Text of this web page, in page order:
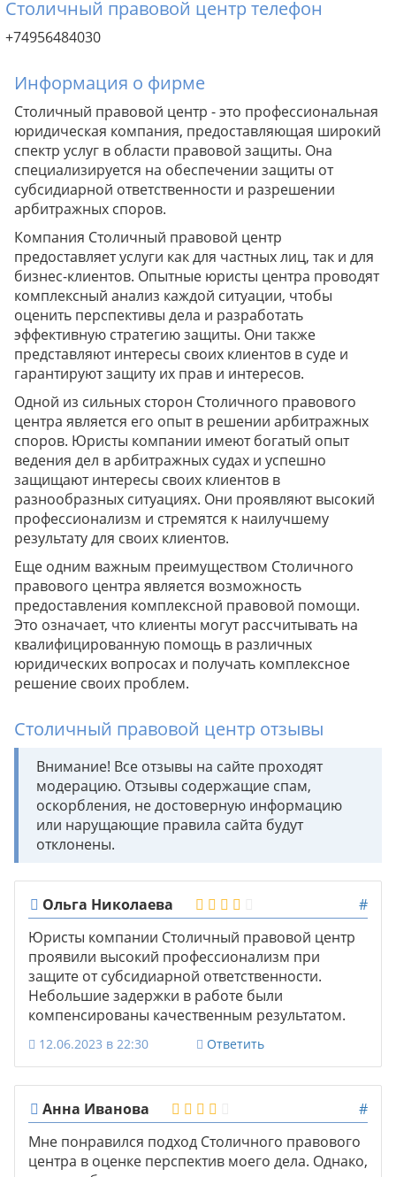
Столичный правовой центр телефон
+74956484030
Информация о фирме
Столичный правовой центр - это профессиональная
юридическая компания, предоставляющая широкий
спектр услуг в области правовой защиты. Она
специализируется на обеспечении защиты от
субсидиарной ответственности и разрешении
арбитражных споров.
Компания Столичный правовой центр
предоставляет услуги как для частных лиц, так и для
бизнес-клиентов. Опытные юристы центра проводят
комплексный анализ каждой ситуации, чтобы
оценить перспективы дела и разработать
эффективную стратегию защиты. Они также
представляют интересы своих клиентов в суде и
гарантируют защиту их прав и интересов.
Одной из сильных сторон Столичного правового
центра является его опыт в решении арбитражных
споров. Юристы компании имеют богатый опыт
ведения дел в арбитражных судах и успешно
защищают интересы своих клиентов в
разнообразных ситуациях. Они проявляют высокий
профессионализм и стремятся к наилучшему
результату для своих клиентов.
Еще одним важным преимуществом Столичного
правового центра является возможность
предоставления комплексной правовой помощи.
Это означает, что клиенты могут рассчитывать на
квалифицированную помощь в различных
юридических вопросах и получать комплексное
решение своих проблем.
Столичный правовой центр отзывы
Внимание! Все отзывы на сайте проходят
модерацию. Отзывы содержащие спам,
оскорбления, не достоверную информацию
или нарущающие правила сайта будут
отклонены.
Ольга Николаева
#
Юристы компании Столичный правовой центр
проявили высокий профессионализм при
защите от субсидиарной ответственности.
Небольшие задержки в работе были
компенсированы качественным результатом.
12.06.2023 в 22:30 Ответить
Анна Иванова
#
Мне понравился подход Столичного правового
центра в оценке перспектив моего дела. Однако,